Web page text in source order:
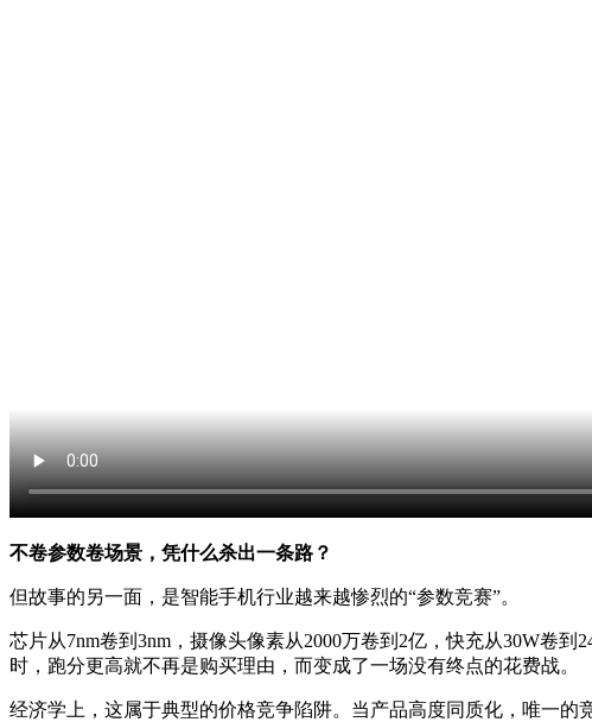
不卷参数卷场景，凭什么杀出一条路？
但故事的另一面，是智能手机行业越来越惨烈的“参数竞赛”。
芯片从7nm卷到3nm，摄像头像素从2000万卷到2亿，快充从30W卷
时，跑分更高就不再是购买理由，而变成了一场没有终点的花费战。
经济学上，这属于典型的价格竞争陷阱。当产品高度同质化，唯一